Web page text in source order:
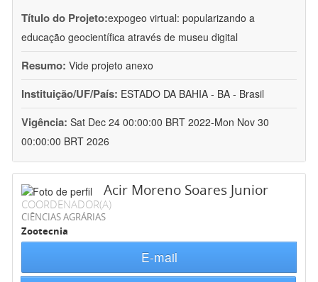
Título do Projeto:expogeo virtual: popularizando a
educação geocientífica através de museu digital
Resumo: Vide projeto anexo
Instituição/UF/País: ESTADO DA BAHIA - BA - Brasil
Vigência: Sat Dec 24 00:00:00 BRT 2022-Mon Nov 30
00:00:00 BRT 2026
Acir Moreno Soares Junior
COORDENADOR(A)
CIÊNCIAS AGRÁRIAS
Zootecnia
E-mail